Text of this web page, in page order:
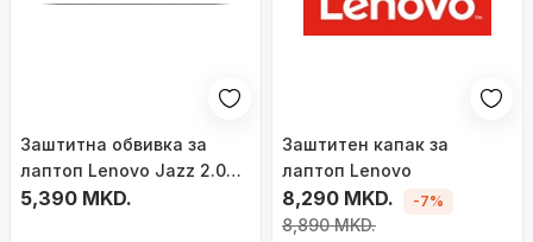
Заштитна обвивка за
лаптоп Lenovo Jazz 2.0
INTEL FRU
5,390 MKD.
Заштитен капак за
лаптоп Lenovo
8,290 MKD.
8,890 MKD.
-7%